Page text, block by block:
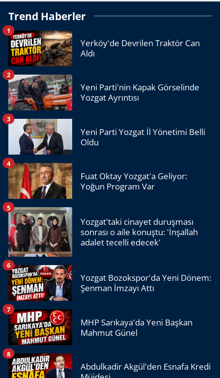
Trend Haberler
Yerköy'de Devrilen Traktör Can
Aldı
1
Yeni Parti'nin Kapak Görselinde
Yozgat Ayrıntısı
2
Yeni Parti Yozgat İl Yönetimi Belli
Oldu
3
Fuat Oktay Yozgat'a Geliyor:
Yoğun Program Var
4
Yozgat'taki cinayet duruşması
sonrası o aile konuştu: 'İnşallah
adalet tecelli edecek'
5
Yozgat Bozokspor'da Yeni Dönem:
Şenman İmzayı Attı
6
MHP Sarıkaya'da Yeni Başkan
Mahmut Günel
7
Abdulkadir Akgül'den Esnafa Kredi
8